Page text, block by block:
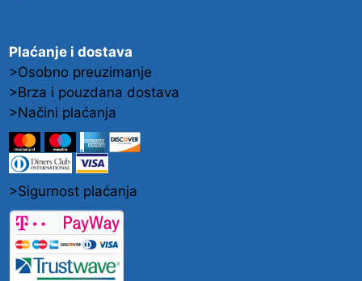
Plaćanje i dostava
>Osobno preuzimanje
>Brza i pouzdana dostava
>Načini plaćanja
>Sigurnost plaćanja